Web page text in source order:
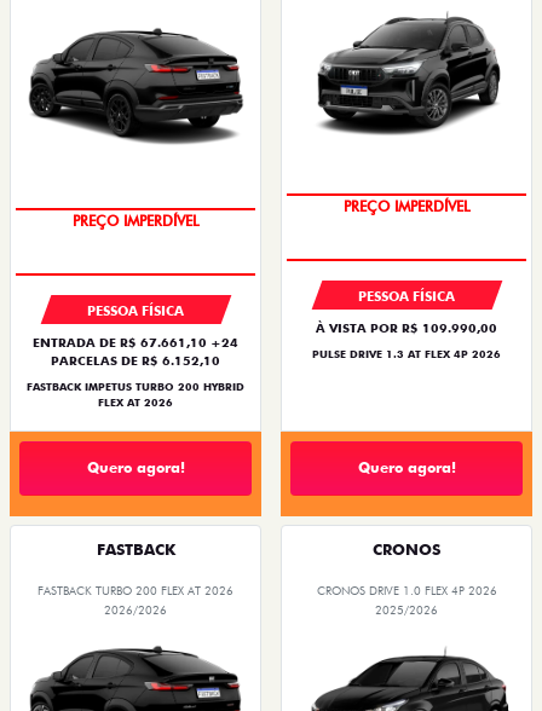
PESSOA FÍSICA
ENTRADA DE R$ 67.661,10 +24
PARCELAS DE R$ 6.152,10
FASTBACK IMPETUS TURBO 200 HYBRID
FLEX AT 2026
Quero agora!
O SUV AUTOMÁTICO MAIS
PESSOA FÍSICA
À VISTA POR R$ 109.990,00
PULSE DRIVE 1.3 AT FLEX 4P 2026
Quero agora!
FASTBACK
FASTBACK TURBO 200 FLEX AT 2026
2026/2026
CRONOS
CRONOS DRIVE 1.0 FLEX 4P 2026
2025/2026